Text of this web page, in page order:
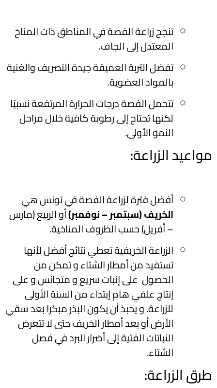
تنجح زراعة الفصة في المناطق ذات المناخ
المعتدل إلى الجاف.
تفضل التربة العميقة جيدة التصريف والغنية
بالمواد العضوية.
تتحمل الفصة درجات الحرارة المرتفعة نسبيًا
لكنها تحتاج إلى رطوبة كافية خلال مراحل
النمو الأولى.
مواعيد الزراعة:
أفضل فترة لزراعة الفصة في تونس هي
الخريف (سبتمبر – نوفمبر)أو الربيع (مارس
– أفريل) حسب الظروف المناخية.
الزراعة الخريفية تعطي نتائج أفضل لأنها
تستفيد من أمطار الشتاء و تمكن من
الحصول على إنبات سريع و متجانس و على
إنتاج علفي هام إبتداء من السنة الأولى
للزراعة. و يحبذ أن يكون البذر مبكرا بعد سقي
الأرض أو بعد أمطار الخريف حتى لا تتعرض
النباتات الفتية إلى أضرار البرد في فصل
الشتاء.
طرق الزراعة: